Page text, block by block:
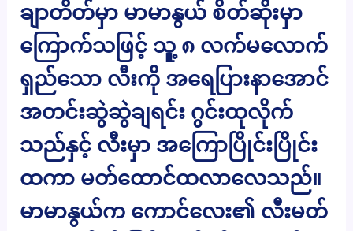
ချာတိတ်မှာ မာမာနွယ် စိတ်ဆိုးမှာ
ကြောက်သဖြင့် သူ့ ၈ လက်မလောက်
ရှည်သော လီးကို အရေပြားနာအောင်
အတင်းဆွဲဆွဲချရင်း ဂွင်းထုလိုက်
သည်နှင့် လီးမှာ အကြောပြိုင်းပြိုင်း
ထကာ မတ်ထောင်ထလာလေသည်။
မာမာနွယ်က ကောင်လေး၏ လီးမတ်